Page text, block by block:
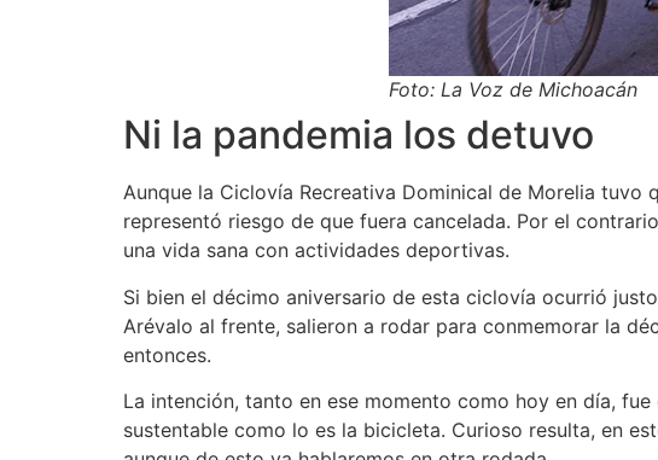
Foto: La Voz de Michoacán
Ni la pandemia los detuvo
Aunque la Ciclovía Recreativa Dominical de Morelia tuvo
representó riesgo de que fuera cancelada. Por el
una vida sana con actividades deportivas.
Si bien el décimo aniversario de esta ciclovía ocurrió
Arévalo al frente, salieron a rodar para conmemorar la
entonces.
La intención, tanto en ese momento como hoy en día,
sustentable como lo es la bicicleta. Curioso resulta, en